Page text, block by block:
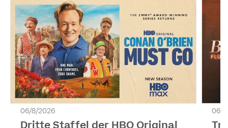
06/8/2026 06/